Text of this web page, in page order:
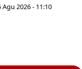
Agu 2026 - 11:10